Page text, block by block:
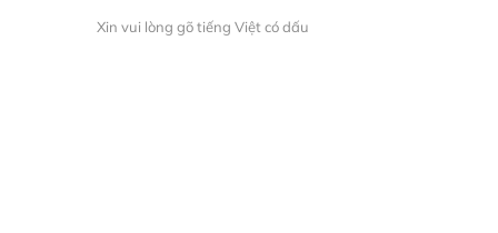
Xin vui lòng gõ tiếng Việt có dấu